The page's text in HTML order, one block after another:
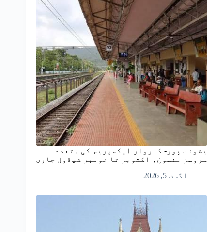
یشونت پور- کاروار ایکسپریس کی متعدد
سروسز منسوخ، اکتوبر تا نومبر شیڈول جاری
اگست 5, 2026